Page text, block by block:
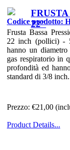
22"
Codice prodotto:
Frusta Bassa
22 inch (pollici) -
hanno un
gas respiratorio in
profondità ed
standard di 3/8 inch.
Prezzo: €21,00
Product Details...